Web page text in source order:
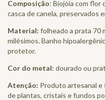
Composição: Biojóia com flor
casca de canela, preservados
Material: folheado a prata 70
milésimos. Banho
protetor.
Cor do metal: dourado ou
Atenção: Produto artesanal e
de plantas, cristais e fundos